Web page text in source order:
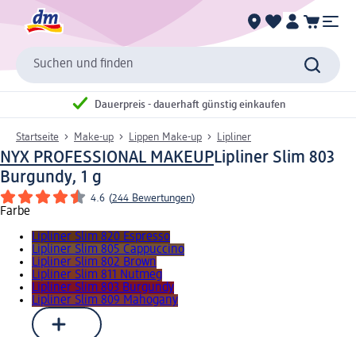
Suchen und finden
Dauerpreis - dauerhaft günstig einkaufen
Startseite Make-up Lippen Make-up Lipliner
NYX PROFESSIONAL MAKEUPLipliner Slim 803
Burgundy, 1 g
4.6 (244 Bewertungen)
Farbe
Lipliner Slim 820 Espresso
Lipliner Slim 805 Cappuccino
Lipliner Slim 802 Brown
Lipliner Slim 811 Nutmeg
Lipliner Slim 803 Burgundy
Lipliner Slim 809 Mahogany